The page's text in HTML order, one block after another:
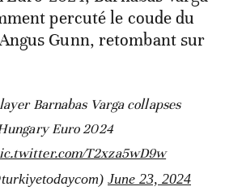
percuté le coude du
Gunn, retombant sur
Barnabas Varga collapses
Euro 2024
T2xza5wD9w
June 23, 2024